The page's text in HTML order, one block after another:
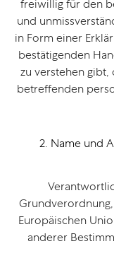
freiwillig für den
und
in Form einer
bestätigenden
zu verstehen gibt,
betreffenden
2. Name und
Europäischen
anderer